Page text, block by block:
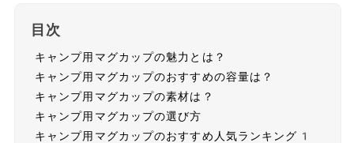
目次
キャンプ用マグカップの魅力とは？
キャンプ用マグカップのおすすめの容量は？
キャンプ用マグカップの素材は？
キャンプ用マグカップの選び方
キャンプ用マグカップのおすすめ人気ランキング1